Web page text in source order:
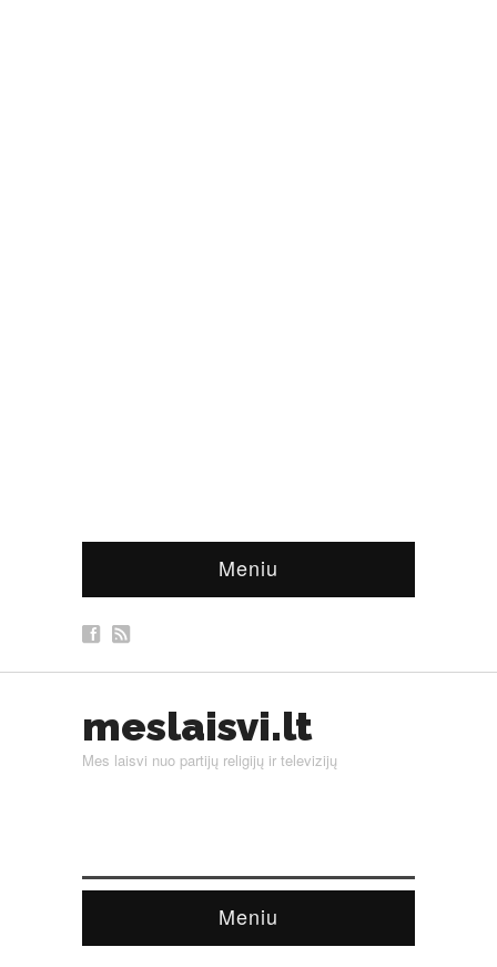
Meniu
meslaisvi.lt
Mes laisvi nuo partijų religijų ir televizijų
Meniu